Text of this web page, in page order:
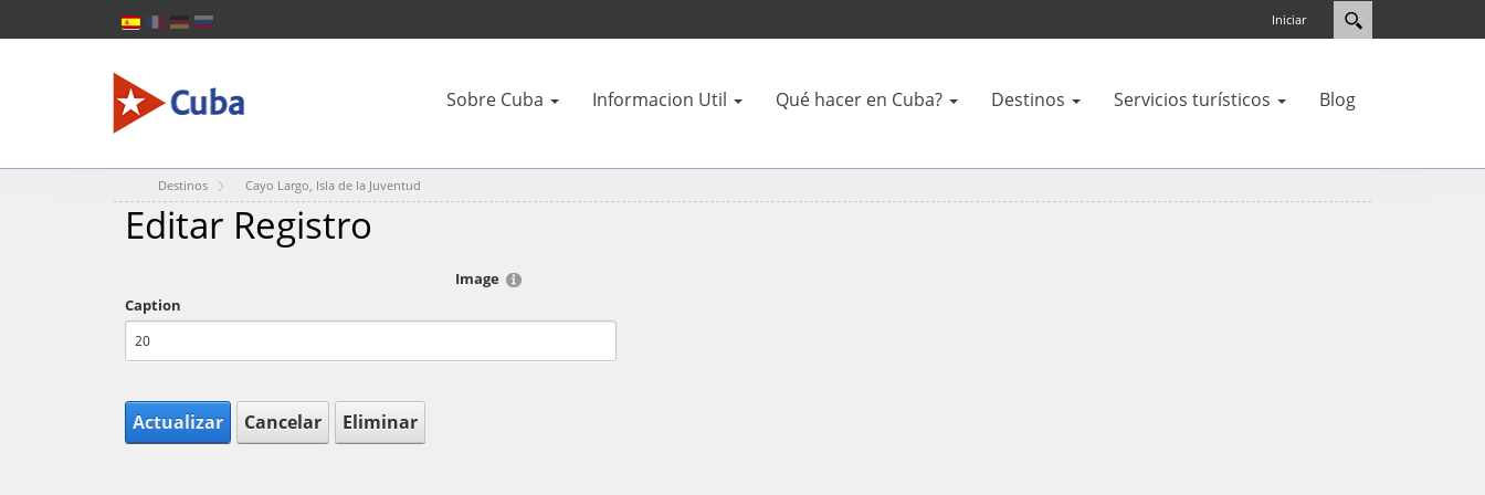
Iniciar
Sobre Cuba Informacion Util Qué hacer en Cuba? Destinos Servicios turísticos Blog
Destinos Cayo Largo, Isla de la Juventud
Editar Registro
Image
Caption
Actualizar Cancelar Eliminar